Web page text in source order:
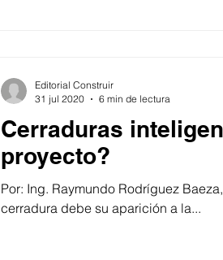
Cerraduras
proyecto?
Por: Ing. Raymundo Rodríguez
cerradura debe su aparición a la...
Editorial Construir
31 jul 2020
6 min de lectura